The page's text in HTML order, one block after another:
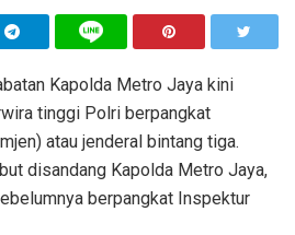
Kapolda Metro Jaya kini
tinggi Polri berpangkat
atau jenderal bintang tiga.
disandang Kapolda Metro Jaya,
berpangkat Inspektur